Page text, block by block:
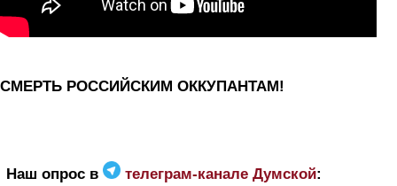
СМЕРТЬ РОССИЙСКИМ ОККУПАНТАМ!
Наш опрос в телеграм-канале Думской: